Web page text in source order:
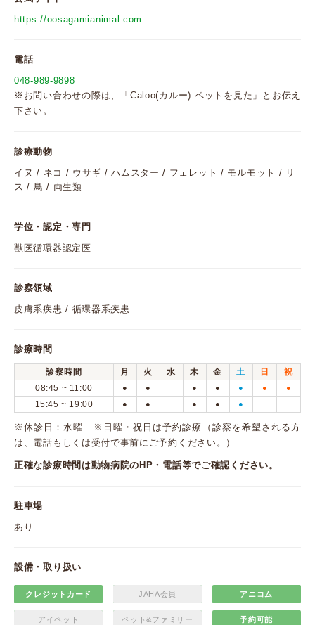
https://oosagamianimal.com
電話
048-989-9898
※お問い合わせの際は、「Caloo(カルー) ペットを見た」とお伝え
下さい。
診療動物
イヌ / ネコ / ウサギ / ハムスター / フェレット / モルモット / リ
ス / 鳥 / 両生類
学位・認定・専門
獣医循環器認定医
診察領域
皮膚系疾患 / 循環器系疾患
診療時間
診察時間 月 火 水 木 金 土 日
祝
08:45 ~ 11:00
● ● ● ● ● ● ●
15:45 ~ 19:00 ● ● ● ● ●
※休診日：水曜 ※日曜・祝日は予約診療（診察を希望される方
は、電話もしくは受付で事前にご予約ください。）
正確な診療時間は動物病院のHP・電話等でご確認ください。
駐車場
あり
設備・取り扱い
クレジットカード JAHA会員 アニコム
アイペット ペット&ファミリー 予約可能